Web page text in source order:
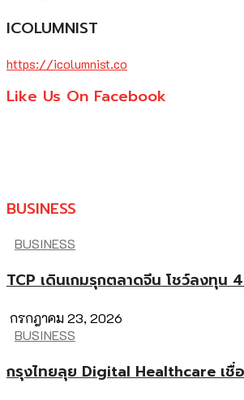
ICOLUMNIST
https://icolumnist.co
Like Us On Facebook
BUSINESS
BUSINESS
TCP เดินเกมรุกตลาดจีน โชว์ลงทุน
กรกฎาคม 23, 2026
BUSINESS
กรุงไทยลุย Digital Healthcare เชื่